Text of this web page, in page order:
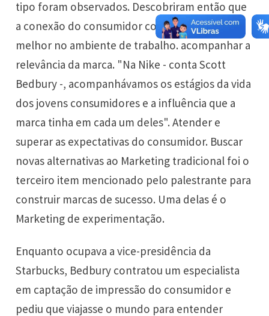
tipo foram observados. Descobriram então que
a conexão do consumidor com o café se dá
melhor no ambiente de trabalho. acompanhar a
relevância da marca. "Na Nike - conta Scott
Bedbury -, acompanhávamos os estágios da vida
dos jovens consumidores e a influência que a
marca tinha em cada um deles". Atender e
superar as expectativas do consumidor. Buscar
novas alternativas ao Marketing tradicional foi o
terceiro item mencionado pelo palestrante para
construir marcas de sucesso. Uma delas é o
Marketing de experimentação.
Enquanto ocupava a vice-presidência da
Starbucks, Bedbury contratou um especialista
em captação de impressão do consumidor e
pediu que viajasse o mundo para entender